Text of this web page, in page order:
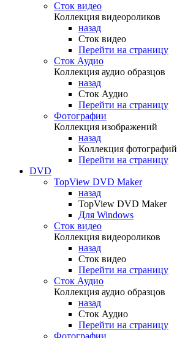
Сток видео
Коллекция видеороликов
назад
Сток видео
Перейти на страницу
Сток Аудио
Коллекция аудио образцов
назад
Сток Аудио
Перейти на страницу
Фотографии
Коллекция изображений
назад
Коллекция фотографий
Перейти на страницу
DVD
TopView DVD Maker
назад
TopView DVD Maker
Для Windows
Сток видео
Коллекция видеороликов
назад
Сток видео
Перейти на страницу
Сток Аудио
Коллекция аудио образцов
назад
Сток Аудио
Перейти на страницу
Фотографии